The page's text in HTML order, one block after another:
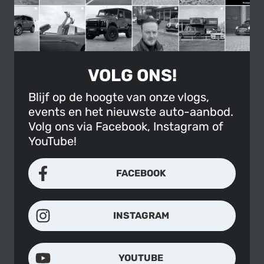
VOLG ONS!
Blijf op de hoogte van onze vlogs,
events en het nieuwste auto-aanbod.
Volg ons via Facebook, Instagram of
YouTube!
FACEBOOK
INSTAGRAM
YOUTUBE